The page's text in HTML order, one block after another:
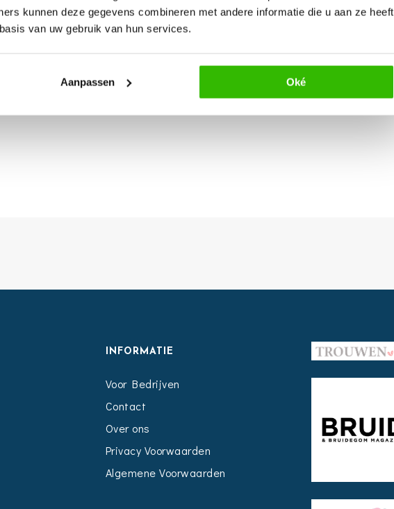
kunnen deze gegevens combineren met andere informatie die u aan ze heeft
van uw gebruik van hun services.
Aanpassen Oké
om te
INFORMATIE
Voor Bedrijven
Contact
Over ons
Privacy Voorwaarden
Algemene Voorwaarden